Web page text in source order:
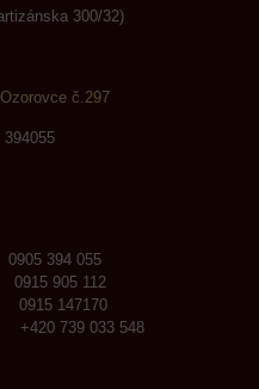
300/32)
č.297
394 055
905 112
033 548